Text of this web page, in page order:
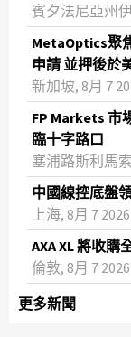
賓夕法尼亞州
MetaOptics聚
申請 並押後於
新加坡, 8月 7
FP Markets 市
臨十字路口
塞浦路斯利馬
中國線控底盤
上海, 8月 7
AXA XL 將收購
倫敦, 8月 7
更多新聞